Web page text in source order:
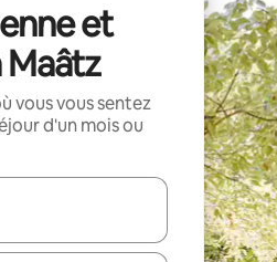
et
vous vous sentez
d'un mois ou
utilisez les flèches vers le haut et